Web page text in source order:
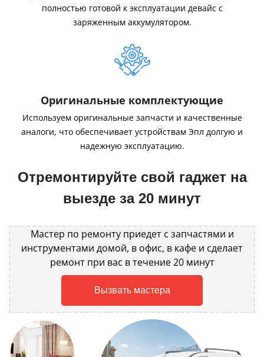
полностью готовой к эксплуатации девайс с
заряженным аккумулятором.
Оригинальные комплектующие
Используем оригинальные запчасти и качественные
аналоги, что обеспечивает устройствам Эпл долгую и
надежную эксплуатацию.
Отремонтируйте свой гаджет на
выезде за 20 минут
Мастер по ремонту приедет с запчастями и
инструментами домой, в офис, в кафе и сделает
ремонт при вас в течение 20 минут
Вызвать мастера